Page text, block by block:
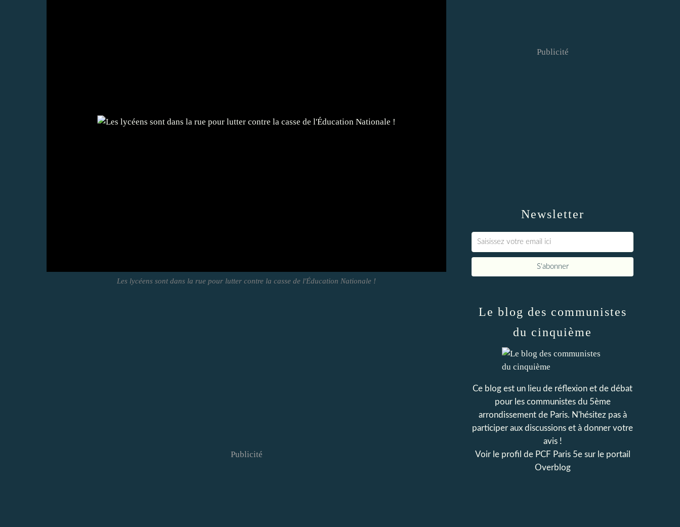
Les lycéens sont dans la rue pour lutter contre la casse de l'Éducation Nationale !
Publicité
Newsletter
Publicité
Le blog des communistes
du cinquième
Ce blog est un lieu de réflexion et de débat
pour les communistes du 5ème
arrondissement de Paris. N'hésitez pas à
participer aux discussions et à donner votre
avis !
Voir le profil de PCF Paris 5esur le portail
Overblog